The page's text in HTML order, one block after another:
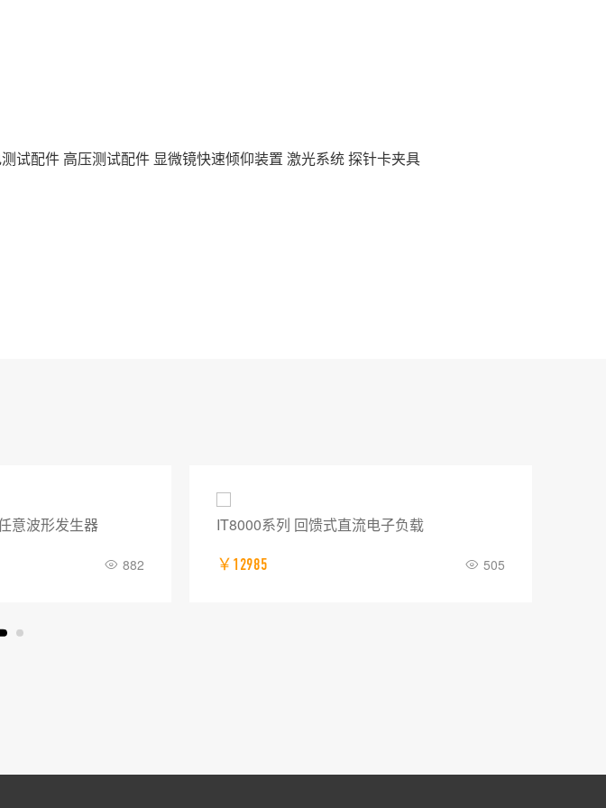
试配件 高压测试配件 显微镜快速倾仰装置 激光系统 探针卡夹具
意波形发生器
882
IT8000系列 回馈式直流电子负载
￥12985 505